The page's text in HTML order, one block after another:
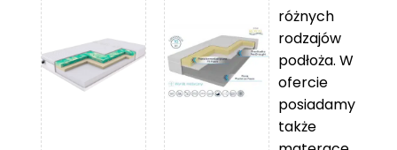
8
739 zł
6
044 zł
różnych
rodzajów
podłoża. W
ofercie
posiadamy
także